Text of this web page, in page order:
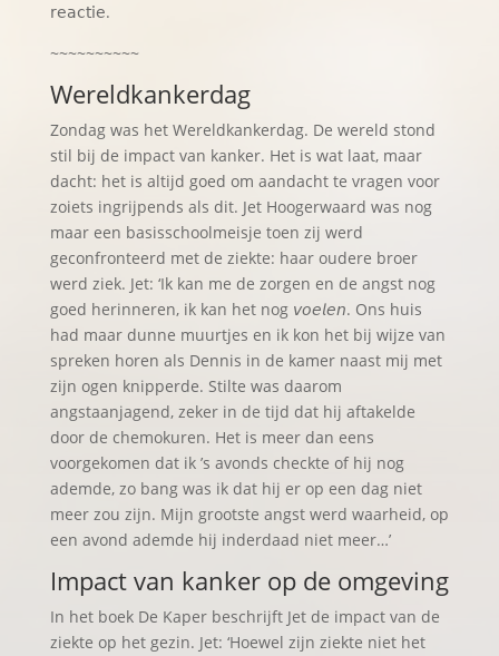
𝗋𝖾𝖺𝖼𝗍𝗂𝖾.
~~~~~~~~~~
Wereldkankerdag
Zondag was het Wereldkankerdag. De wereld stond
stil bij de impact van kanker. Het is wat laat, maar
dacht: het is altijd goed om aandacht te vragen voor
zoiets ingrijpends als dit. Jet Hoogerwaard was nog
maar een basisschoolmeisje toen zij werd
geconfronteerd met de ziekte: haar oudere broer
werd ziek. Jet: ‘Ik kan me de zorgen en de angst nog
goed herinneren, ik kan het nog 𝘷𝘰𝘦𝘭𝘦𝘯. Ons huis
had maar dunne muurtjes en ik kon het bij wijze van
spreken horen als Dennis in de kamer naast mij met
zijn ogen knipperde. Stilte was daarom
angstaanjagend, zeker in de tijd dat hij aftakelde
door de chemokuren. Het is meer dan eens
voorgekomen dat ik ’s avonds checkte of hij nog
ademde, zo bang was ik dat hij er op een dag niet
meer zou zijn. Mijn grootste angst werd waarheid, op
een avond ademde hij inderdaad niet meer…’
Impact van kanker op de omgeving
In het boek De Kaper beschrijft Jet de impact van de
ziekte op het gezin. Jet: ‘Hoewel zijn ziekte niet het